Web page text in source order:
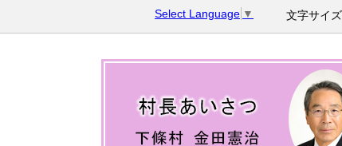
コ
ン
移
Select Language ▼ 文字サイズ